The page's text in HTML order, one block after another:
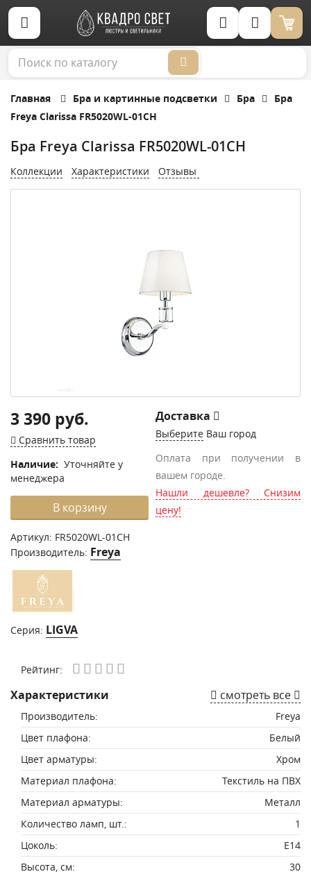
Корзина (0)
Главная Бра и картинные подсветки Бра
Бра
Freya Clarissa FR5020WL-01CH
Бра Freya Clarissa FR5020WL-01CH
Коллекции Характеристики Отзывы
3 390 руб.
Сравнить товар
Наличие: Уточняйте у
менеджера
В корзину
Артикул: FR5020WL-01CH
Производитель: Freya
Серия: LIGVA
Доставка
Выберите Ваш город
Оплата при получении в
вашем городе.
Нашли дешевле? Снизим
цену!
Рейтинг:
Характеристики смотреть все
Производитель:
Freya
Цвет плафона:
Белый
Цвет арматуры:
Хром
Материал плафона:
Текстиль на ПВХ
Материал арматуры:
Металл
Количество ламп, шт.:
1
Цоколь:
E14
Высота, см:
30